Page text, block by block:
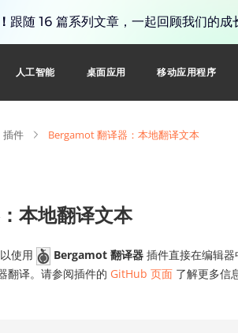
跟随 16 篇系列文章，一起回顾我们的成
人工智能 桌面应用 移动应用程序
插件 Bergamot 翻译器：本地翻译文本
本地翻译文本
使用 Bergamot 翻译器 插件直接在编辑
翻译。请参阅插件的 GitHub 页面 了解更多信